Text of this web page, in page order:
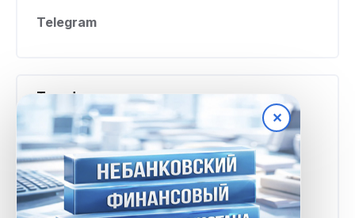
Telegram
Тарифлар ва шартлар
Минимал
миқдор
500 000 UZS
Максимал
300 000 000 UZS
✕